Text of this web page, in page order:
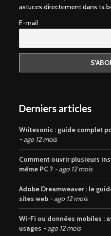
astuces directement dans ta
E-mail
Derniers articles
Writesonic : guide complet
ago 12 mois
Comment ouvrir plusieurs
même PC ?
ago 12 mois
Adobe Dreamweaver : le
sites web
ago 12 mois
Wi-Fi ou données mobiles :
usages
ago 12 mois